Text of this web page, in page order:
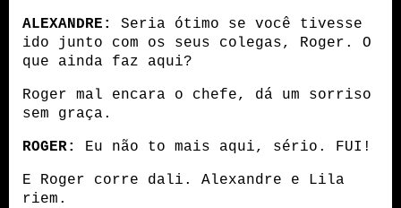
ALEXANDRE:
Seria ótimo se você tivesse
ido junto com os seus colegas, Roger. O
que ainda faz aqui?
Roger mal encara o chefe, dá um sorriso
sem graça.
ROGER: Eu não to mais aqui, sério. FUI!
E Roger corre dali. Alexandre e Lila
riem.